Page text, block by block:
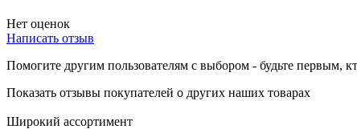
Нет оценок
Написать отзыв
Помогите другим пользователям с выбором - будьте первым,
Показать отзывы покупателей о других наших товарах
Широкий ассортимент